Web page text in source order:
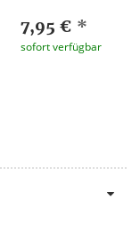
7,95 € *
sofort verfügbar